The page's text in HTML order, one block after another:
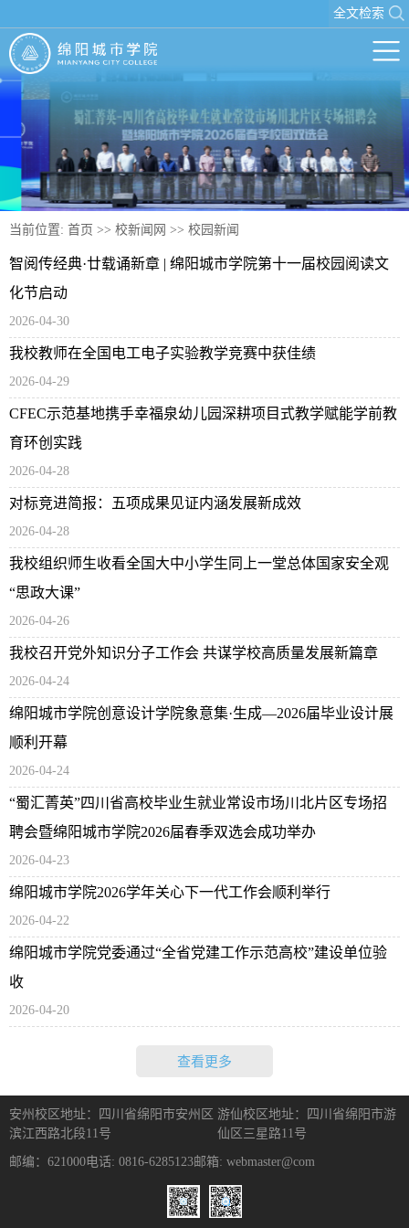
全文检索
当前位置: 首页 >> 校新闻网 >> 校园新闻
智阅传经典·廿载诵新章 | 绵阳城市学院第十一届校园阅读文
化节启动
2026-04-30
我校教师在全国电工电子实验教学竞赛中获佳绩
2026-04-29
CFEC示范基地携手幸福泉幼儿园深耕项目式教学赋能学前教
育环创实践
2026-04-28
对标竞进简报：五项成果见证内涵发展新成效
2026-04-28
我校组织师生收看全国大中小学生同上一堂总体国家安全观
“思政大课”
2026-04-26
我校召开党外知识分子工作会 共谋学校高质量发展新篇章
2026-04-24
绵阳城市学院创意设计学院象意集·生成—2026届毕业设计展
顺利开幕
2026-04-24
“蜀汇菁英”四川省高校毕业生就业常设市场川北片区专场招
聘会暨绵阳城市学院2026届春季双选会成功举办
2026-04-23
绵阳城市学院2026学年关心下一代工作会顺利举行
2026-04-22
绵阳城市学院党委通过“全省党建工作示范高校”建设单位验
收
2026-04-20
查看更多
安州校区地址：四川省绵阳市安州区
滨江西路北段11号
游仙校区地址：四川省绵阳市游
仙区三星路11号
邮编：621000 电话: 0816-6285123邮箱: webmaster@com